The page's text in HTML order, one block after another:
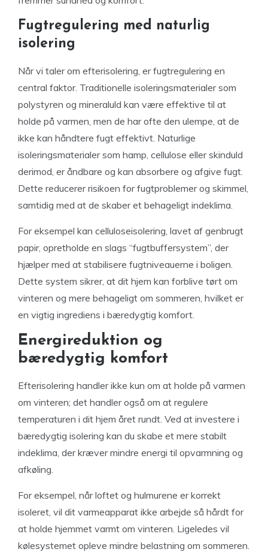
Fugtregulering med naturlig
isolering
Når vi taler om efterisolering, er fugtregulering en
central faktor. Traditionelle isoleringsmaterialer som
polystyren og mineraluld kan være effektive til at
holde på varmen, men de har ofte den ulempe, at de
ikke kan håndtere fugt effektivt. Naturlige
isoleringsmaterialer som hamp, cellulose eller skinduld
derimod, er åndbare og kan absorbere og afgive fugt.
Dette reducerer risikoen for fugtproblemer og skimmel,
samtidig med at de skaber et behageligt indeklima.
For eksempel kan celluloseisolering, lavet af genbrugt
papir, opretholde en slags “fugtbuffersystem”, der
hjælper med at stabilisere fugtniveauerne i boligen.
Dette system sikrer, at dit hjem kan forblive tørt om
vinteren og mere behageligt om sommeren, hvilket er
en vigtig ingrediens i bæredygtig komfort.
Energireduktion og
bæredygtig komfort
Efterisolering handler ikke kun om at holde på varmen
om vinteren; det handler også om at regulere
temperaturen i dit hjem året rundt. Ved at investere i
bæredygtig isolering kan du skabe et mere stabilt
indeklima, der kræver mindre energi til opvarmning og
afkøling.
For eksempel, når loftet og hulmurene er korrekt
isoleret, vil dit varmeapparat ikke arbejde så hårdt for
at holde hjemmet varmt om vinteren. Ligeledes vil
kølesystemet opleve mindre belastning om sommeren.